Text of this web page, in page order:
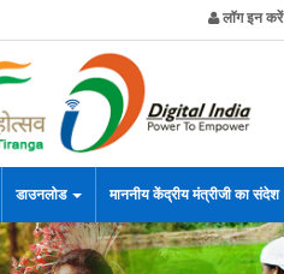
लॉग इन करें
डाउनलोड माननीय केंद्रीय मंत्रीजी का संदेश